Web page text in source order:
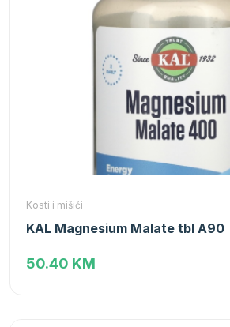
Kosti i mišići
KAL Magnesium Malate tbl A90
50.40 KM